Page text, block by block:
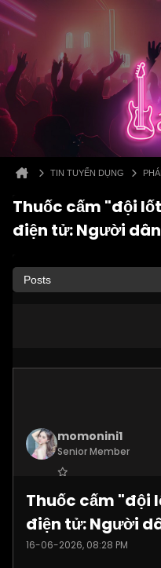
TIN TUYỂN DỤNG
Thuốc cấm "đội
điện tử: Người
momonini1
Senior Member
Posts:5399
Thuốc cấm "đội
điện tử: Người
16-06-2026, 08:28 PM